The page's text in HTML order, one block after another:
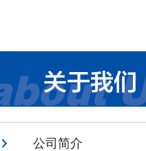
公司简介